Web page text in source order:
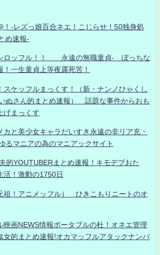
！-レズっ娘百合ネエ！こじらせ！50独身処
め速報-
ロッフル！！ 永遠の無職童貞- ぼっちな
！一生童貞上等夜露死苦！
スケッフルまっくす！（新・ナンノひゃくし
ぬさん的まとめ速報） 話題な事件からおも
げまっくす
カと美少女キャラだいすき永遠の非リア充・
るマニアの為のマニアックサイト
的YOUTUBERまとめ速報！キモデブおた
活！激動の1750日
祖！アニメッフル） ひきこもりニートのオ
映画NEWS情報ポータブルの杜！オネエ管理
女的まとめ速報!オカマッフルアタックナンバ